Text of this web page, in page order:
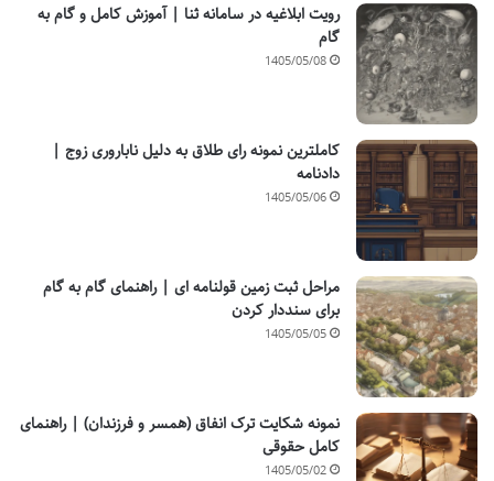
رویت ابلاغیه در سامانه ثنا | آموزش کامل و گام به
گام
1405/05/08
کاملترین نمونه رای طلاق به دلیل ناباروری زوج |
دادنامه
1405/05/06
مراحل ثبت زمین قولنامه ای | راهنمای گام به گام
برای سنددار کردن
1405/05/05
نمونه شکایت ترک انفاق (همسر و فرزندان) | راهنمای
کامل حقوقی
1405/05/02